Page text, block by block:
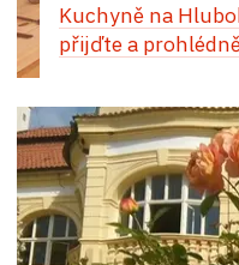
Kuchyně na
přijďte a